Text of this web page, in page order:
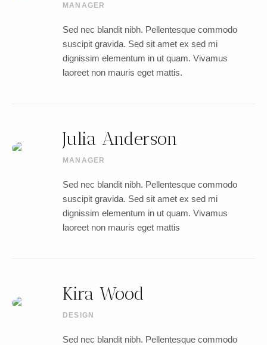
MANAGER
Sed nec blandit nibh. Pellentesque commodo
suscipit gravida. Sed sit amet ex sed mi
dignissim elementum in ut quam. Vivamus
laoreet non mauris eget mattis.
Julia Anderson
MANAGER
Sed nec blandit nibh. Pellentesque commodo
suscipit gravida. Sed sit amet ex sed mi
dignissim elementum in ut quam. Vivamus
laoreet non mauris eget mattis
Kira Wood
DESIGN
Sed nec blandit nibh. Pellentesque commodo